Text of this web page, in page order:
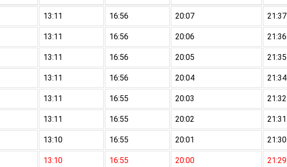
13:11 16:56 20:07 21:37
13:11 16:56 20:06 21:36
13:11 16:56 20:05 21:35
13:11 16:56 20:04 21:34
13:11 16:55 20:03 21:32
13:11 16:55 20:02 21:31
13:10 16:55 20:01 21:30
13:10 16:55 20:00 21:29